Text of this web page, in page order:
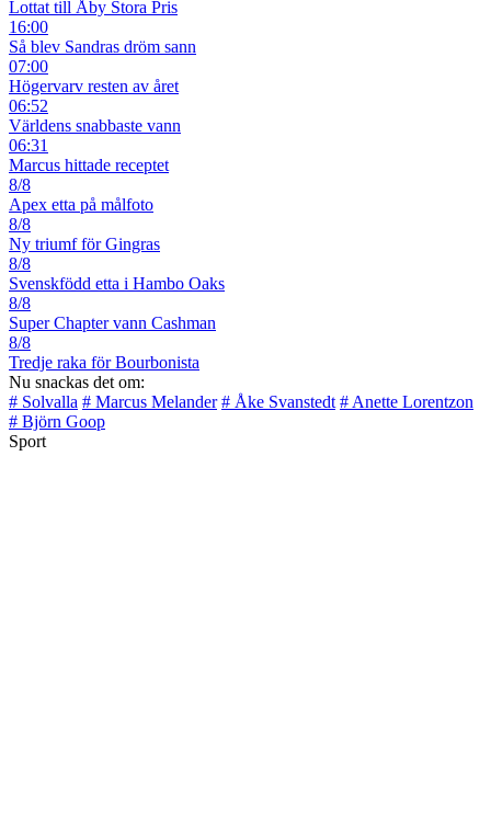
Lottat till Åby Stora Pris
16:00
Så blev Sandras dröm sann
07:00
Högervarv resten av året
06:52
Världens snabbaste vann
06:31
Marcus hittade receptet
8/8
Apex etta på målfoto
8/8
Ny triumf för Gingras
8/8
Svenskfödd etta i Hambo Oaks
8/8
Super Chapter vann Cashman
8/8
Tredje raka för Bourbonista
Nu snackas det om:
# Solvalla # Marcus Melander # Åke Svanstedt # Anette Lorentzon
# Björn Goop
Sport